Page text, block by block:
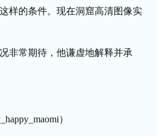
样的条件。现在洞窟高清图像实
常期待，他谦虚地解释并承
）